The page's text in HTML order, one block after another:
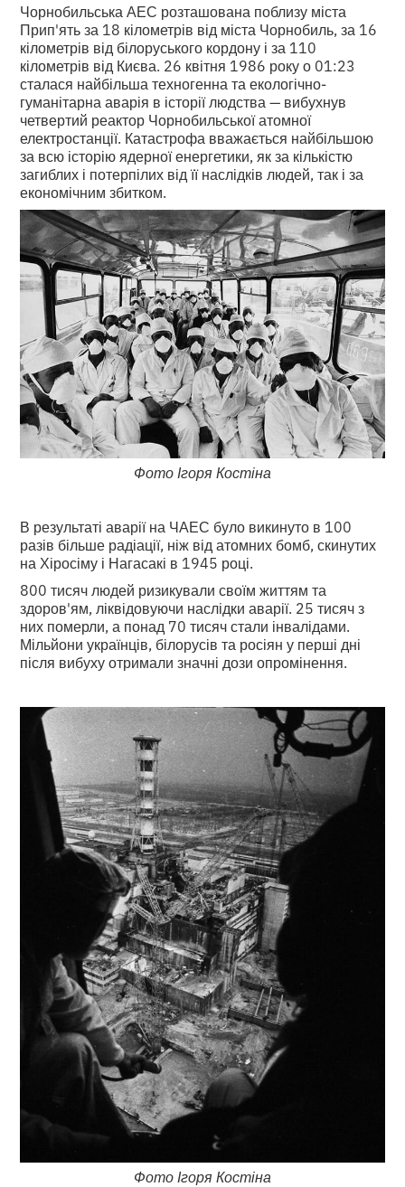
Чорнобильська АЕС розташована поблизу міста
Прип'ять за 18 кілометрів від міста Чорнобиль, за 16
кілометрів від білоруського кордону і за 110
кілометрів від Києва. 26 квітня 1986 року о 01:23
сталася найбільша техногенна та екологічно-
гуманітарна аварія в історії людства — вибухнув
четвертий реактор Чорнобильської атомної
електростанції. Катастрофа вважається найбільшою
за всю історію ядерної енергетики, як за кількістю
загиблих і потерпілих від її наслідків людей, так і за
економічним збитком.
Фото Ігоря Костіна
В результаті аварії на ЧАЕС було викинуто в 100
разів більше радіації, ніж від атомних бомб, скинутих
на Хіросіму і Нагасакі в 1945 році.
800 тисяч людей ризикували своїм життям та
здоров'ям, ліквідовуючи наслідки аварії. 25 тисяч з
них померли, а понад 70 тисяч стали інвалідами.
Мільйони українців, білорусів та росіян у перші дні
після вибуху отримали значні дози опромінення.
Фото Ігоря Костіна